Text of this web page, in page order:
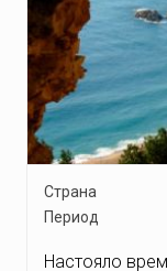
Страна
Период
Настояло